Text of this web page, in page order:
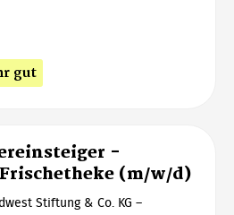
gut
-
(m/w/d)
Stiftung & Co. KG –